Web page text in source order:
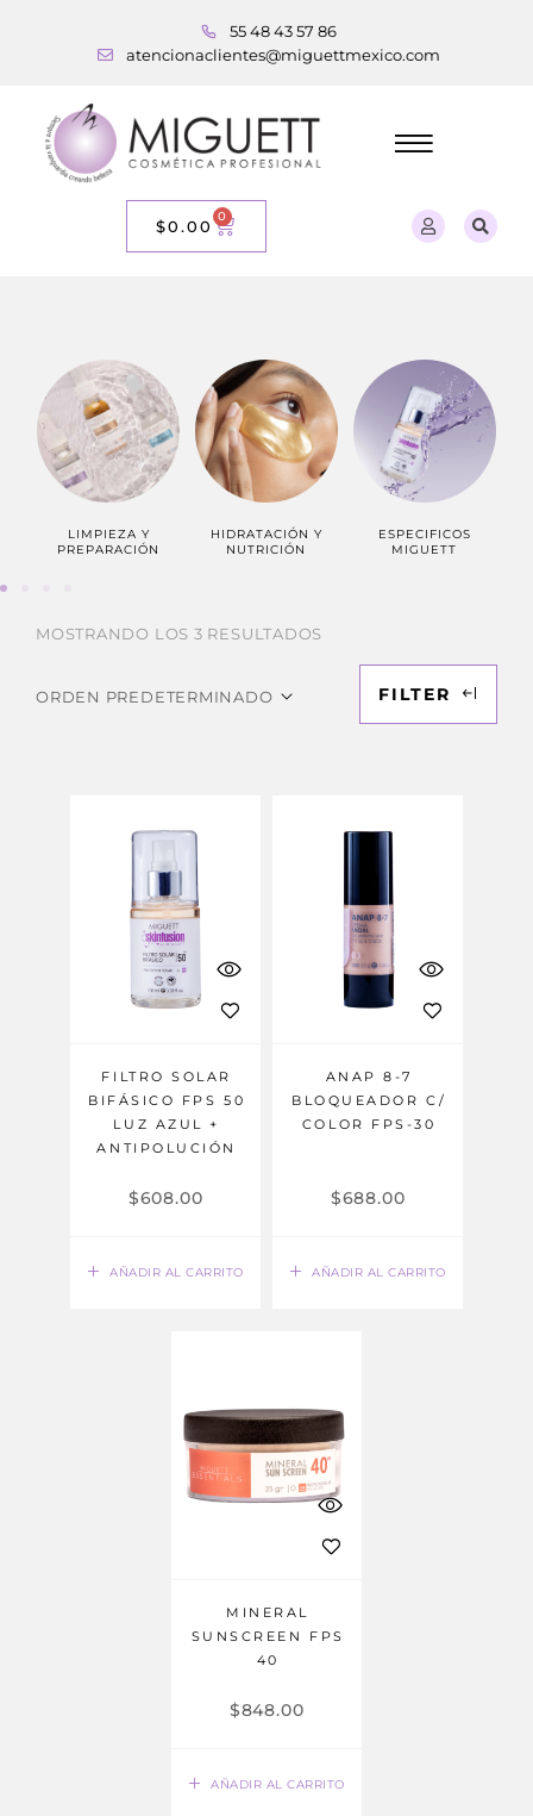
55 48 43 57 86
atencionaclientes@miguettmexico.com
$0.00 0
LIMPIEZA Y
PREPARACIÓN
HIDRATACIÓN Y
NUTRICIÓN
ESPECIFICOS
MIGUETT
MOSTRANDO LOS 3 RESULTADOS
ORDEN PREDETERMINADO FILTER
AÑADIR AL CARRITO
FILTRO SOLAR
BIFÁSICO FPS 50
LUZ AZUL +
ANTIPOLUCIÓN
$608.00
AÑADIR AL CARRITO
ANAP 8-7
BLOQUEADOR C/
COLOR FPS-30
$688.00
AÑADIR AL CARRITO
MINERAL
SUNSCREEN FPS
40
$848.00